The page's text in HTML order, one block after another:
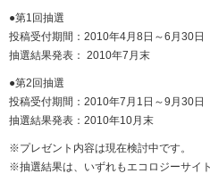
●第1回抽選
投稿受付期間：2010年4月8日～6月30日
抽選結果発表： 2010年7月末
●第2回抽選
投稿受付期間：2010年7月1日～9月30日
抽選結果発表：2010年10月末
※プレゼント内容は現在検討中です。
※抽選結果は、いずれもエコロジーサイ